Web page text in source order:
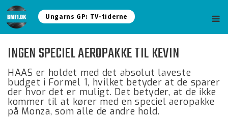
Ungarns GP: TV-tiderne
INGEN SPECIEL AEROPAKKE TIL KEVIN
HAAS er holdet med det absolut laveste
budget i Formel 1, hvilket betyder at de sparer
der hvor det er muligt. Det betyder, at de ikke
kommer til at kører med en speciel aeropakke
på Monza, som alle de andre hold.